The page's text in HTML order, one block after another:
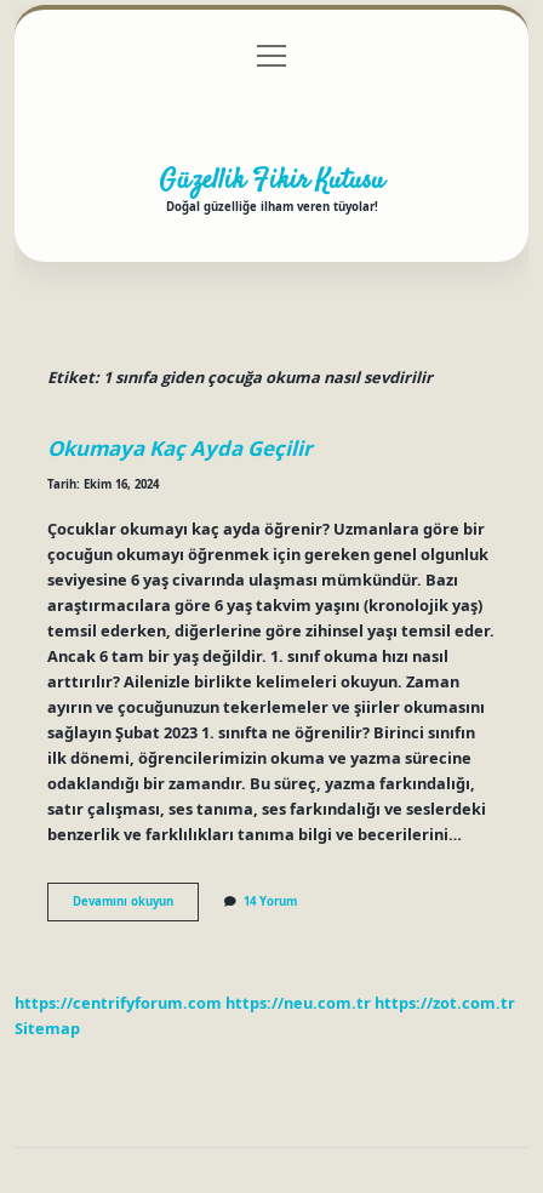
Gizlilik Politikası
menüyü
aç
Güzellik Fikir Kutusu
Doğal güzelliğe ilham veren tüyolar!
Etiket: 1 sınıfa giden çocuğa okuma nasıl sevdirilir
Okumaya Kaç Ayda Geçilir
Tarih: Ekim 16, 2024
Çocuklar okumayı kaç ayda öğrenir? Uzmanlara göre bir
çocuğun okumayı öğrenmek için gereken genel olgunluk
seviyesine 6 yaş civarında ulaşması mümkündür. Bazı
araştırmacılara göre 6 yaş takvim yaşını (kronolojik yaş)
temsil ederken, diğerlerine göre zihinsel yaşı temsil eder.
Ancak 6 tam bir yaş değildir. 1. sınıf okuma hızı nasıl
arttırılır? Ailenizle birlikte kelimeleri okuyun. Zaman
ayırın ve çocuğunuzun tekerlemeler ve şiirler okumasını
sağlayın Şubat 2023 1. sınıfta ne öğrenilir? Birinci sınıfın
ilk dönemi, öğrencilerimizin okuma ve yazma sürecine
odaklandığı bir zamandır. Bu süreç, yazma farkındalığı,
satır çalışması, ses tanıma, ses farkındalığı ve seslerdeki
benzerlik ve farklılıkları tanıma bilgi ve becerilerini…
Devamını okuyunOkumaya
Kaç
14 Yorum
https://centrifyforum.com https://neu.com.tr https://zot.com.tr
Sitemap